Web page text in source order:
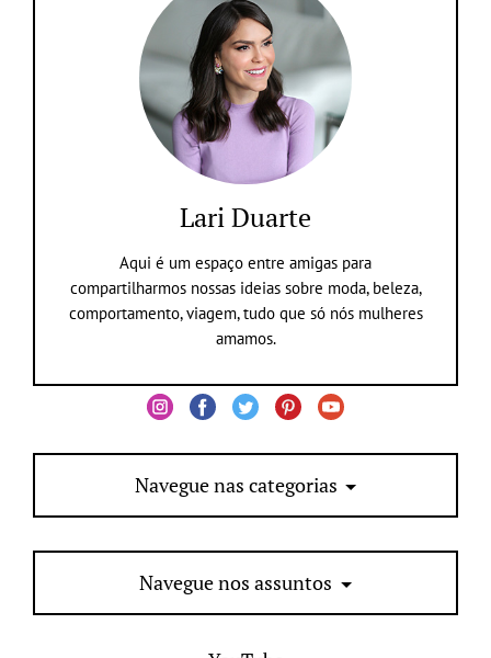
Lari Duarte
Aqui é um espaço entre amigas para
compartilharmos nossas ideias sobre moda, beleza,
comportamento, viagem, tudo que só nós mulheres
amamos.
Navegue nas categorias
Navegue nos assuntos